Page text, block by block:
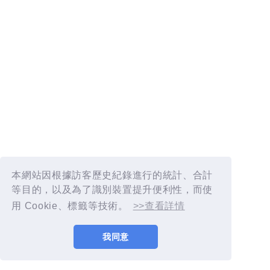
本網站因根據訪客歷史紀錄進行的統計、合計
等目的，以及為了識別裝置提升便利性，而使
用 Cookie、標籤等技術。
>>查看詳情
我同意
© AIMYON